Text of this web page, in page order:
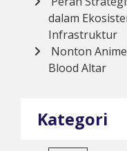
dalam
Infrastruktur
Nonton
Blood Altar
Kategori